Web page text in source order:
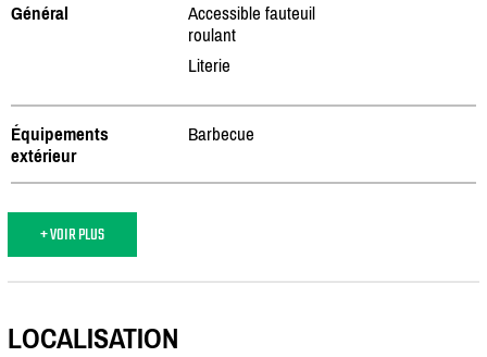
Général
Accessible fauteuil
roulant
Literie
Équipements
extérieur
Barbecue
+ VOIR PLUS
LOCALISATION